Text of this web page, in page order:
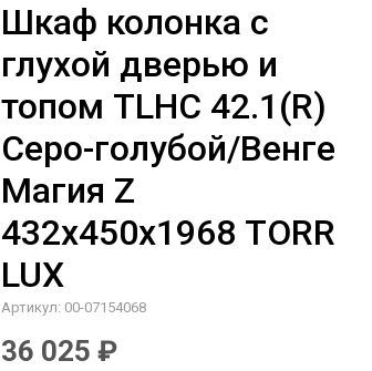
Шкаф колонка с
глухой дверью и
топом TLHC 42.1(R)
Серо-голубой/Венге
Магия Z
432х450х1968 TORR
LUX
Артикул: 00-07154068
36 025 ₽